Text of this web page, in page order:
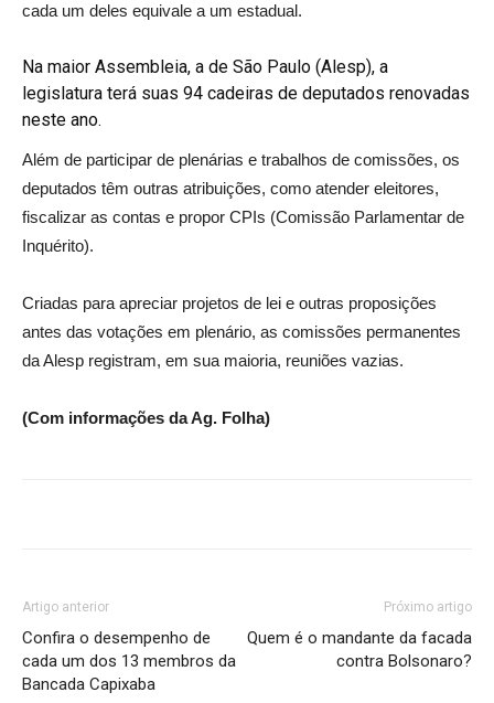
cada um deles equivale a um estadual.
Na maior Assembleia, a de São Paulo (Alesp), a
legislatura terá suas 94 cadeiras de deputados renovadas
neste ano.
Além de participar de plenárias e trabalhos de comissões, os
deputados têm outras atribuições, como atender eleitores,
fiscalizar as contas e propor CPIs (Comissão Parlamentar de
Inquérito).
Criadas para apreciar projetos de lei e outras proposições
antes das votações em plenário, as comissões permanentes
da Alesp registram, em sua maioria, reuniões vazias.
(Com informações da Ag. Folha)
Artigo anterior
Confira o desempenho de
cada um dos 13 membros da
Bancada Capixaba
Próximo artigo
Quem é o mandante da facada
contra Bolsonaro?